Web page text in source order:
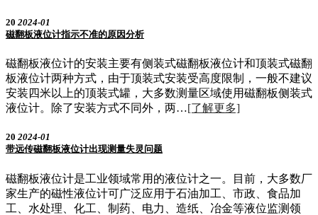
20 2024-01
磁翻板液位计指示不准的原因分析
磁翻板液位计的安装主要有侧装式磁翻板液位计和顶装式磁翻
板液位计两种方式，由于顶装式安装受高度限制，一般不建议
安装四米以上的顶装式罐，大多数测量区域使用磁翻板侧装式
液位计。除了安装方式不同外，两…[了解更多]
20 2024-01
带远传磁翻板液位计出现测量失灵问题
磁翻板液位计是工业领域常用的液位计之一。目前，大多数厂
家生产的磁性液位计可广泛应用于石油加工、市政、食品加
工、水处理、化工、制药、电力、造纸、冶金等液位监测领